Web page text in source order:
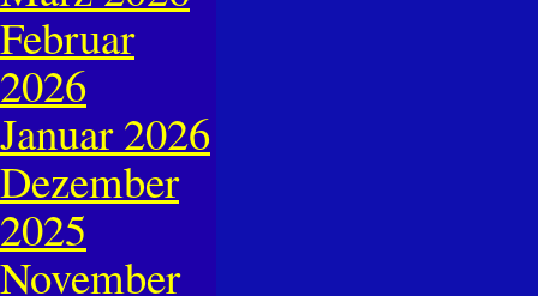
Februar
2026
Januar 2026
Dezember
2025
November